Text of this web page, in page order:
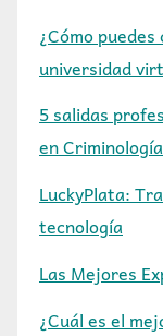
¿Cómo
universidad
5 salidas
en Criminología
LuckyPlata:
tecnología
Las Mejores
¿Cuál es el